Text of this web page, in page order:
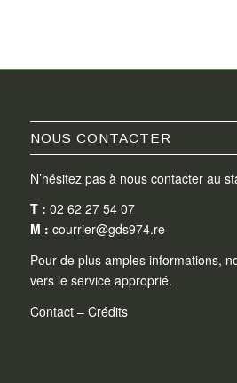
NOUS CONTACTER
N’hésitez pas à nous contacter au
T : 02 62 27 54 07
M : courrier@gds974.re
Pour de plus amples informations,
vers le service approprié.
Contact– Crédits